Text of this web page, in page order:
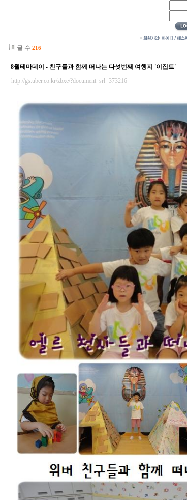
글 수 216
8월테마데이 - 친구들과 함께 떠나는 다섯번째 여행지 '이집트'
http://gs.uber.co.kr/zbxe/?document_srl=373216